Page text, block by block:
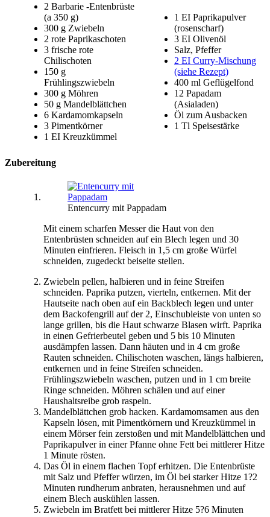
2 Barbarie -Entenbrüste
(a 350 g)
300 g Zwiebeln
2 rote Paprikaschoten
3 frische rote
Chilischoten
150 g
Frühlingszwiebeln
300 g Möhren
50 g Mandelblättchen
6 Kardamomkapseln
3 Pimentkörner
1 EI Kreuzkümmel
1 EI Paprikapulver
(rosenscharf)
3 EI Olivenöl
Salz, Pfeffer
2 EI Curry-Mischung
(siehe Rezept)
400 ml Geflügelfond
12 Papadam
(Asialaden)
Öl zum Ausbacken
1 Tl Speisestärke
Zubereitung
Entencurry mit Pappadam
Mit einem scharfen Messer die Haut von den
Entenbrüsten schneiden auf ein Blech legen und 30
Minuten einfrieren. Fleisch in 1,5 cm große Würfel
schneiden, zugedeckt beiseite stellen.
Zwiebeln pellen, halbieren und in feine Streifen
schneiden. Paprika putzen, vierteln, entkernen. Mit der
Hautseite nach oben auf ein Backblech legen und unter
dem Backofengrill auf der 2, Einschubleiste von unten so
lange grillen, bis die Haut schwarze Blasen wirft. Paprika
in einen Gefrierbeutel geben und 5 bis 10 Minuten
ausdämpfen lassen. Dann häuten und in 4 cm große
Rauten schneiden. Chilischoten waschen, längs halbieren,
entkernen und in feine Streifen schneiden.
Frühlingszwiebeln waschen, putzen und in 1 cm breite
Ringe schneiden. Möhren schälen und auf einer
Haushaltsreibe grob raspeln.
Mandelblättchen grob hacken. Kardamomsamen aus den
Kapseln lösen, mit Pimentkörnern und Kreuzkümmel in
einem Mörser fein zerstoßen und mit Mandelblättchen und
Paprikapulver in einer Pfanne ohne Fett bei mittlerer Hitze
1 Minute rösten.
Das Öl in einem flachen Topf erhitzen. Die Entenbrüste
mit Salz und Pfeffer würzen, im Öl bei starker Hitze 1?2
Minuten rundherum anbraten, herausnehmen und auf
einem Blech auskühlen lassen.
Zwiebeln im Bratfett bei mittlerer Hitze 5?6 Minuten